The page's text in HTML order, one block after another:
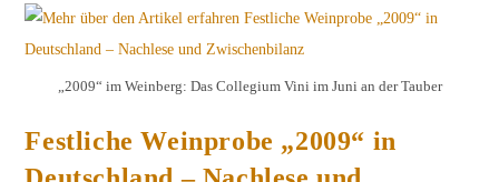
August
2018
„2009“ im Weinberg: Das Collegium Vini im Juni an der Tauber
Festliche Weinprobe „2009“ in